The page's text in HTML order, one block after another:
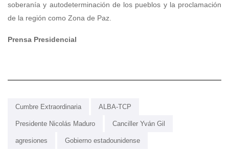
soberanía y autodeterminación de los pueblos y la proclamación
de la región como Zona de Paz.
Prensa Presidencial
Cumbre Extraordinaria ALBA-TCP
Presidente Nicolás Maduro Canciller Yván Gil
agresiones Gobierno estadounidense